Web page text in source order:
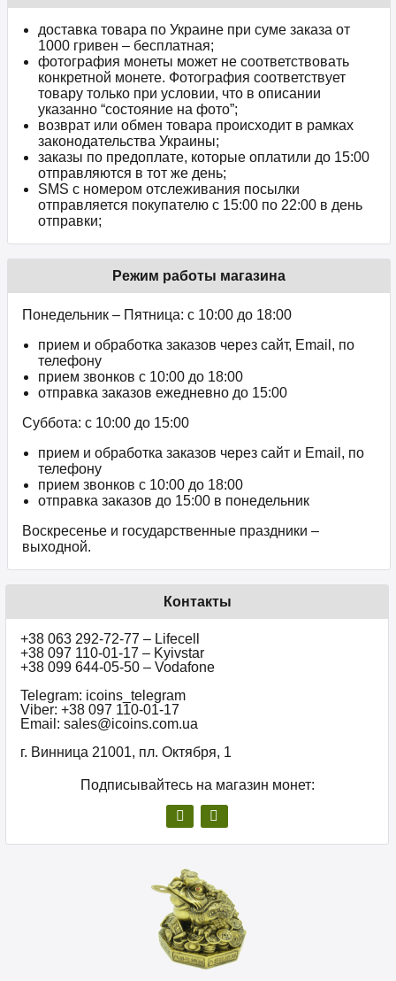
доставка товара по Украине при суме заказа от
1000 гривен – бесплатная;
фотография монеты может не соответствовать
конкретной монете. Фотография соответствует
товару только при условии, что в описании
указанно “состояние на фото”;
возврат или обмен товара происходит в рамках
законодательства Украины;
заказы по предоплате, которые оплатили до 15:00
отправляются в тот же день;
SMS с номером отслеживания посылки
отправляется покупателю с 15:00 по 22:00 в день
отправки;
Режим работы магазина
Понедельник – Пятница: с 10:00 до 18:00
прием и обработка заказов через сайт, Email, по
телефону
прием звонков c 10:00 до 18:00
отправка заказов ежедневно до 15:00
Суббота: с 10:00 до 15:00
прием и обработка заказов через сайт и Email, по
телефону
прием звонков c 10:00 до 18:00
отправка заказов до 15:00 в понедельник
Воскресенье и государственные праздники –
выходной.
Контакты
+38 063 292-72-77 – Lifecell
+38 097 110-01-17 – Kyivstar
+38 099 644-05-50 – Vodafone
Telegram: icoins_telegram
Viber: +38 097 110-01-17
Email: sales@icoins.com.ua
г. Винница 21001, пл. Октября, 1
Подписывайтесь на магазин монет: